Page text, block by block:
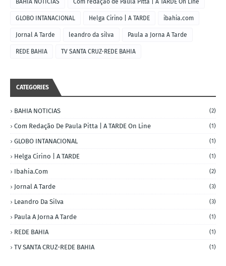
BAHIA NOTICIAS Com redação de Paula Pitta | A TARDE On Line
GLOBO INTANACIONAL Helga Cirino | A TARDE ibahia.com
Jornal A Tarde leandro da silva Paula a Jorna A Tarde
REDE BAHIA TV SANTA CRUZ-REDE BAHIA
CATEGORIES
BAHIA NOTICIAS (2)
Com Redação De Paula Pitta | A TARDE On Line (1)
GLOBO INTANACIONAL (1)
Helga Cirino | A TARDE (1)
Ibahia.com (2)
Jornal A Tarde (3)
Leandro Da Silva (3)
Paula A Jorna A Tarde (1)
REDE BAHIA (1)
TV SANTA CRUZ-REDE BAHIA (1)